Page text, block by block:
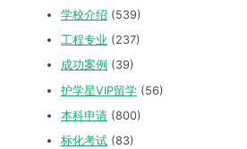
学校介绍 (539)
工程专业 (237)
成功案例 (39)
护学星VIP留学 (56)
本科申请 (800)
标化考试 (83)